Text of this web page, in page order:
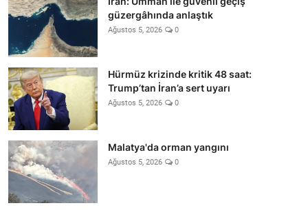
güzergâhında anlaştık
Ağustos 5, 2026 0
Hürmüz krizinde kritik 48 saat:
Trump’tan İran’a sert uyarı
Ağustos 5, 2026 0
Malatya'da orman yangını
Ağustos 5, 2026 0